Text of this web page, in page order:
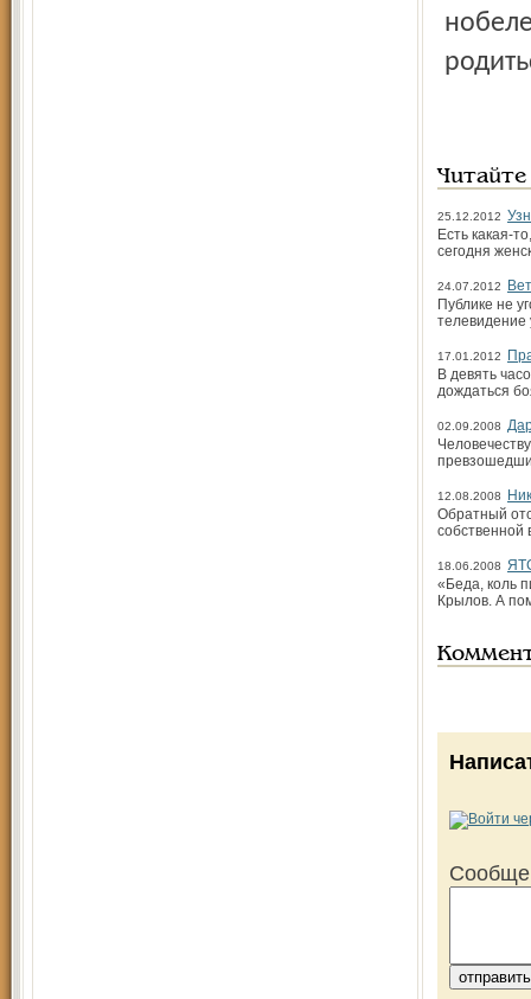
25.12.2012
Есть какая-
сегодня
24.07.2012
Публике не
телевидение
17.01.2012
В девять
дождаться
02.09.2008
12.08.2008
Обратный
собственной
18.06.2008
«Беда, коль
Крылов. А